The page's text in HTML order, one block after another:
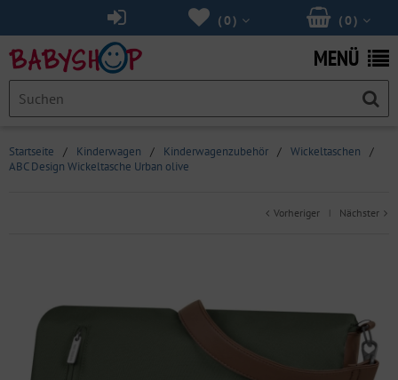
(0 )
(0 )
MENÜ
Startseite / Kinderwagen / Kinderwagenzubehör / Wickeltaschen
/
ABC Design Wickeltasche Urban olive
Vorheriger | Nächster